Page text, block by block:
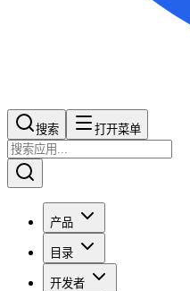
搜索​​​​ 打开菜单
产品
目录
开发者